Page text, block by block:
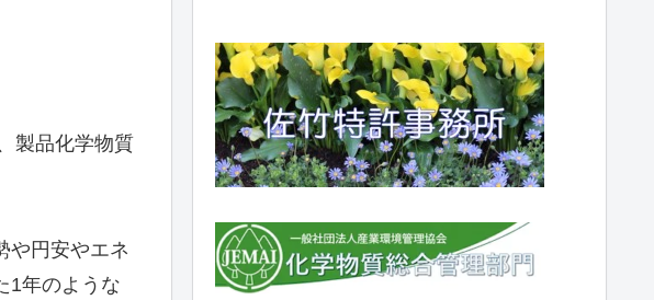
製品化学物質
や円安やエネ
1年のような